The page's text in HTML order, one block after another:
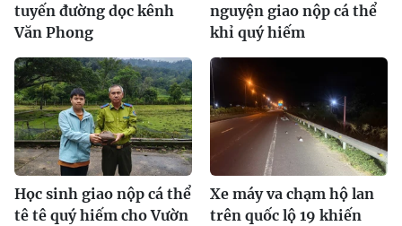
tuyến đường dọc kênh
Văn Phong
nguyện giao nộp cá thể
khỉ quý hiếm
Học sinh giao nộp cá thể
tê tê quý hiếm cho Vườn
Xe máy va chạm hộ lan
trên quốc lộ 19 khiến